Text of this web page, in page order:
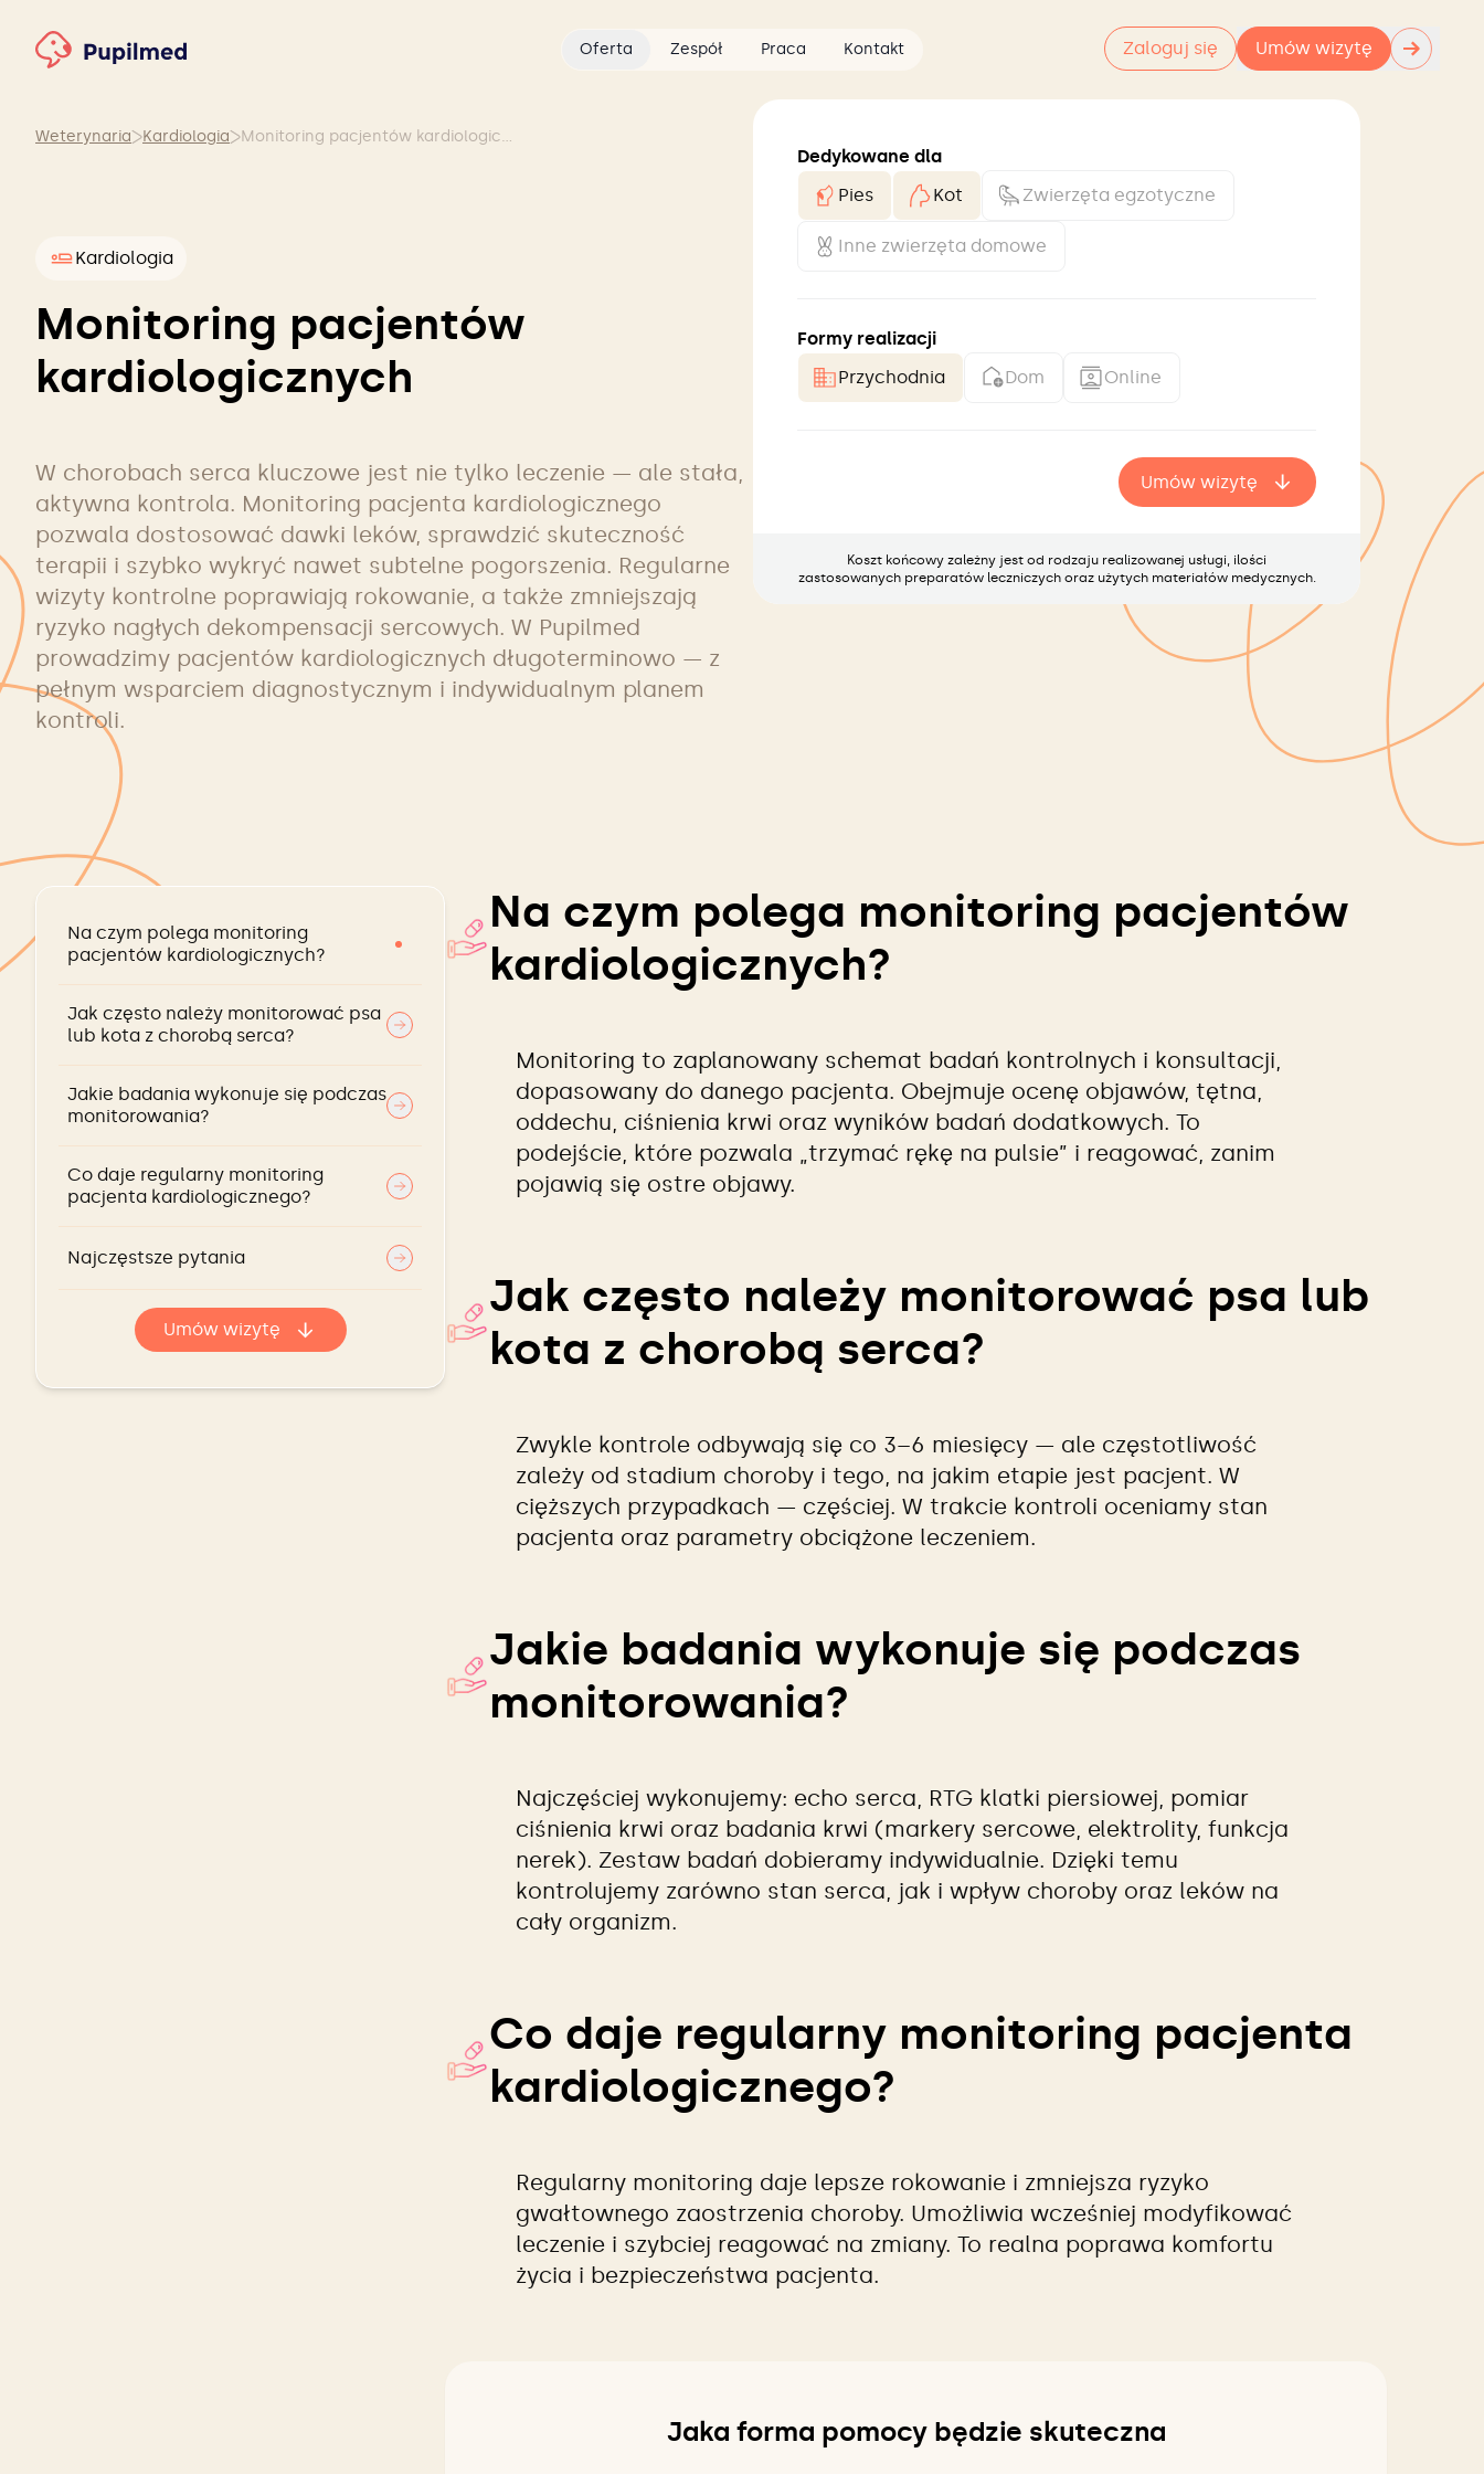
Oferta Zespół Praca Kontakt Zaloguj się Umów wizytę →
Weterynaria Kardiologia Monitoring pacjentów kardiologicznych
Kardiologia
Monitoring pacjentów
kardiologicznych
W chorobach serca kluczowe jest nie tylko leczenie — ale stała,
aktywna kontrola. Monitoring pacjenta kardiologicznego
pozwala dostosować dawki leków, sprawdzić skuteczność
terapii i szybko wykryć nawet subtelne pogorszenia. Regularne
wizyty kontrolne poprawiają rokowanie, a także zmniejszają
ryzyko nagłych dekompensacji sercowych. W Pupilmed
prowadzimy pacjentów kardiologicznych długoterminowo — z
pełnym wsparciem diagnostycznym i indywidualnym planem
kontroli.
Dedykowane dla
Pies
Kot Zwierzęta egzotyczne
Inne zwierzęta domowe
Formy realizacji
Przychodnia
Dom Online
Umów wizytę
Koszt końcowy zależny jest od rodzaju realizowanej usługi, ilości
zastosowanych preparatów leczniczych oraz użytych materiałów medycznych.
Na czym polega monitoring
pacjentów kardiologicznych?
Jak często należy monitorować psa
lub kota z chorobą serca?
Jakie badania wykonuje się podczas
monitorowania?
Co daje regularny monitoring
pacjenta kardiologicznego?
Najczęstsze pytania
Umów wizytę
Na czym polega monitoring pacjentów
kardiologicznych?
Monitoring to zaplanowany schemat badań kontrolnych i konsultacji,
dopasowany do danego pacjenta. Obejmuje ocenę objawów, tętna,
oddechu, ciśnienia krwi oraz wyników badań dodatkowych. To
podejście, które pozwala „trzymać rękę na pulsie” i reagować, zanim
pojawią się ostre objawy.
Jak często należy monitorować psa lub
kota z chorobą serca?
Zwykle kontrole odbywają się co 3–6 miesięcy — ale częstotliwość
zależy od stadium choroby i tego, na jakim etapie jest pacjent. W
cięższych przypadkach — częściej. W trakcie kontroli oceniamy stan
pacjenta oraz parametry obciążone leczeniem.
Jakie badania wykonuje się podczas
monitorowania?
Najczęściej wykonujemy: echo serca, RTG klatki piersiowej, pomiar
ciśnienia krwi oraz badania krwi (markery sercowe, elektrolity, funkcja
nerek). Zestaw badań dobieramy indywidualnie. Dzięki temu
kontrolujemy zarówno stan serca, jak i wpływ choroby oraz leków na
cały organizm.
Co daje regularny monitoring pacjenta
kardiologicznego?
Regularny monitoring daje lepsze rokowanie i zmniejsza ryzyko
gwałtownego zaostrzenia choroby. Umożliwia wcześniej modyfikować
leczenie i szybciej reagować na zmiany. To realna poprawa komfortu
życia i bezpieczeństwa pacjenta.
Jaka forma pomocy będzie skuteczna